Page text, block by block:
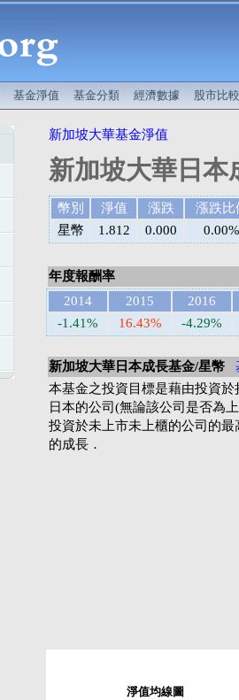
基金淨值 基金分類 經濟數據 股市比較
新加坡大華基金淨值
新加坡大華日本
幣別 淨值 漲跌
漲跌比
星幣
1.812 0.000 0.00%
年度報酬率
2014
2015
2016
-1.41%
16.43% -4.29%
新加坡大華日本成長基金/星幣
本基金之投資目標是藉由投資
日本的公司(無論該公司是否為
投資於未上市未上櫃的公司的
的成長．
淨值均線圖